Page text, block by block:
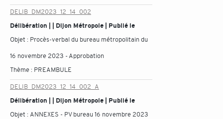
DELIB_DM2023_12_14_002
Délibération | | Dijon Métropole | Publié le
Objet : Procès-verbal du bureau métropolitain du
16 novembre 2023 - Approbation
Thème : PREAMBULE
DELIB_DM2023_12_14_002_A
Délibération | | Dijon Métropole | Publié le
Objet : ANNEXES - PV bureau 16 novembre 2023